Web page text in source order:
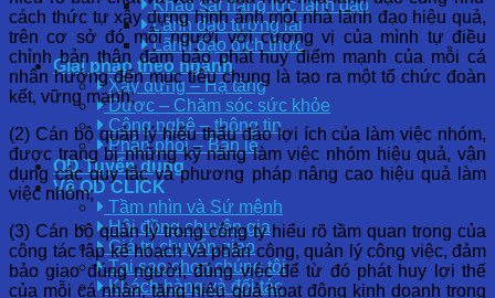
Khảo sát năng lực lãnh đạo
Lãnh đạo tương lai
Lãnh đạo đích thực
Giải pháp theo ngành
Xây dựng – Hạ tầng
Dược – Chăm sóc sức khỏe
Công nghệ – thông tin
Phân phối – Bán lẻ
OD Tuyển dụng
Về OD CLICK
Tầm nhìn và Sứ mệnh
Hội đồng chuyên gia
Giá trị chuyển giao
Tại sao chọn chúng tôi
Khách hàng và đối tác
cách thức tự xây dựng hình ảnh một nhà lãnh đạo hiệu quả,
trên cơ sở đó mỗi người với cương vị của mình tự điều
chỉnh bản thân đảm bảo phát huy điểm mạnh của mỗi cá
nhân hướng đến mục tiêu chung là tạo ra một tổ chức đoàn
kết, vững mạnh;
(2) Cán bộ quản lý hiểu thấu đáo lợi ích của làm việc nhóm,
được trang bị những kỹ năng làm việc nhóm hiệu quả, vận
dụng các quy tắc và phương pháp nâng cao hiệu quả làm
việc nhóm;
(3) Cán bộ quản lý trong công ty hiểu rõ tầm quan trọng của
công tác lập kế hoạch và phân công, quản lý công việc, đảm
bảo giao đúng người, đúng việc để từ đó phát huy lợi thế
của mỗi cá nhân, tăng hiệu quả hoạt động kinh doanh trong